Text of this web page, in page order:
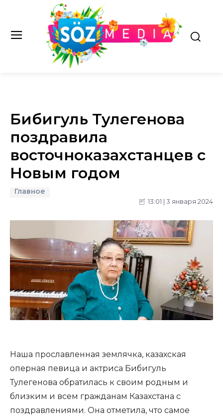
Бибигуль Тулегенова
поздравила
восточноказахстанцев с
Новым годом
Главное
13:01 | 3 января 2024
Наша прославленная землячка, казахская
оперная певица и актриса Бибигуль
Тулегенова обратилась к своим родным и
близким и всем гражданам Казахстана с
поздравлениями. Она отметила, что самое